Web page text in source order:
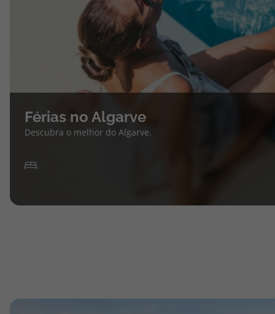
Férias no Algarve
Descubra o melhor do Algarve.